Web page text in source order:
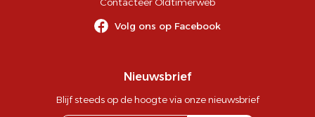
Volg ons op Facebook
Nieuwsbrief
Blijf steeds op de hoogte via onze nieuwsbrief